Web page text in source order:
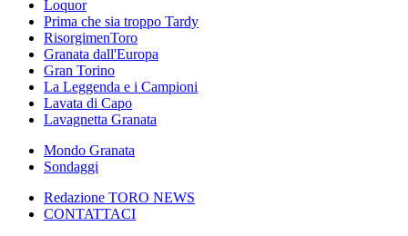
Loquor
Prima che sia troppo Tardy
RisorgimenToro
Granata dall'Europa
Gran Torino
La Leggenda e i Campioni
Lavata di Capo
Lavagnetta Granata
Mondo Granata
Sondaggi
Redazione TORO NEWS
CONTATTACI